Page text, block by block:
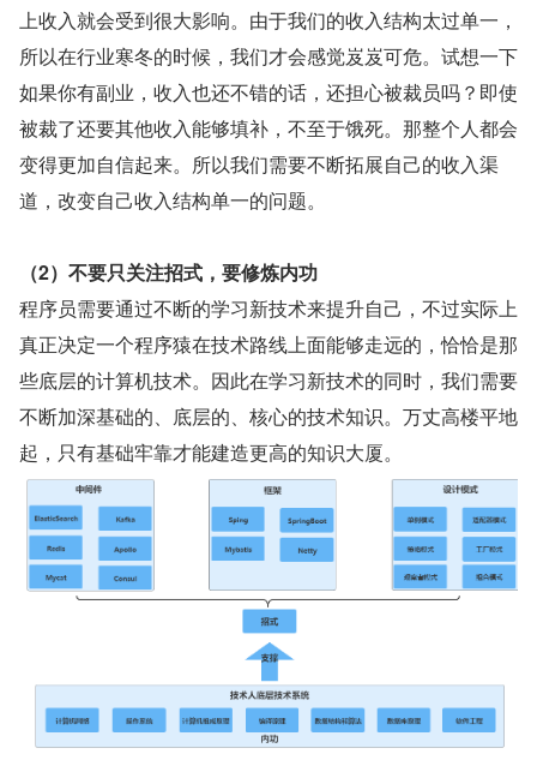
上收入就会受到很大影响。由于我们的收入结构太过单一，
所以在行业寒冬的时候，我们才会感觉岌岌可危。试想一下
如果你有副业，收入也还不错的话，还担心被裁员吗？即使
被裁了还要其他收入能够填补，不至于饿死。那整个人都会
变得更加自信起来。所以我们需要不断拓展自己的收入渠
道，改变自己收入结构单一的问题。
（2）不要只关注招式，要修炼内功
程序员需要通过不断的学习新技术来提升自己，不过实际上
真正决定一个程序猿在技术路线上面能够走远的，恰恰是那
些底层的计算机技术。因此在学习新技术的同时，我们需要
不断加深基础的、底层的、核心的技术知识。万丈高楼平地
起，只有基础牢靠才能建造更高的知识大厦。